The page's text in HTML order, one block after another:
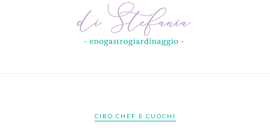
CIBO CHEF E CUOCHI